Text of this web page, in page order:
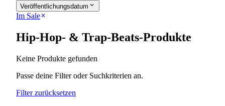
Veröffentlichungsdatum expand_more
Im Saleclose
Hip-Hop- & Trap-Beats-Produkte
Keine Produkte gefunden
Passe deine Filter oder Suchkriterien an.
Filter zurücksetzen